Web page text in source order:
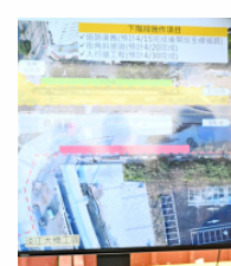
天，急件1天，英國是急
時要幫租的屋子牽網路
打通電話很快就開通了
費公司的問題，我們的
我整整過了10天的無電
路救援，約莫等30分鐘
次在雪梨外送，電瓶掛
沒打通」、「有些外國
幾個月，等的時間感冒都